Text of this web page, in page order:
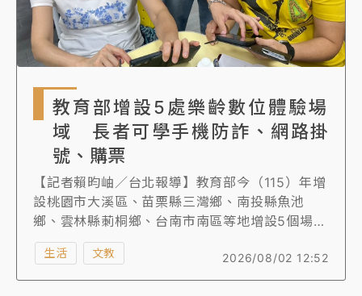
教育部增設5處樂齡數位體驗場
域 長者可學手機防詐、網路掛
號、購票
【記者賴昀岫／台北報導】教育部今（115）年增
設桃園市大溪區、苗栗縣三灣鄉、南投縣魚池
鄉、雲林縣莿桐鄉、台南市南區等地增設5個場
域，讓民眾就近學習數位科技的知識、解決數位
的疑難雜症，開設的教學課程以在地生活數位應
用體驗為核心，如手機預防詐騙、網路掛號、網
2026/08/02 12:52
生活 文教